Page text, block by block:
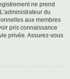
ne prend
du
aux membres
pris connaissance
privée. Assurez-vous